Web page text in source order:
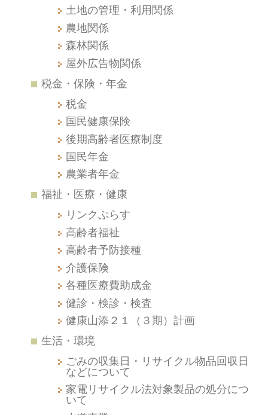
土地の管理・利用関係
農地関係
森林関係
屋外広告物関係
税金・保険・年金
税金
国民健康保険
後期高齢者医療制度
国民年金
農業者年金
福祉・医療・健康
リンクぷらす
高齢者福祉
高齢者予防接種
介護保険
各種医療費助成金
健診・検診・検査
健康山添２１（３期）計画
生活・環境
ごみの収集日・リサイクル物品回収日
などについて
家電リサイクル法対象製品の処分につ
いて